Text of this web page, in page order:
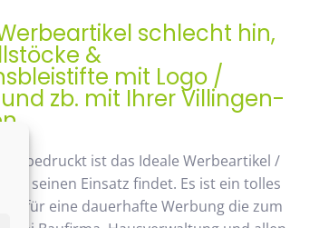
schlecht hin,
&
mit Logo /
zb. mit Ihrer Villingen-
bedruckt ist das Ideale Werbeartikel /
seinen Einsatz findet. Es ist ein tolles
für eine dauerhafte Werbung die zum